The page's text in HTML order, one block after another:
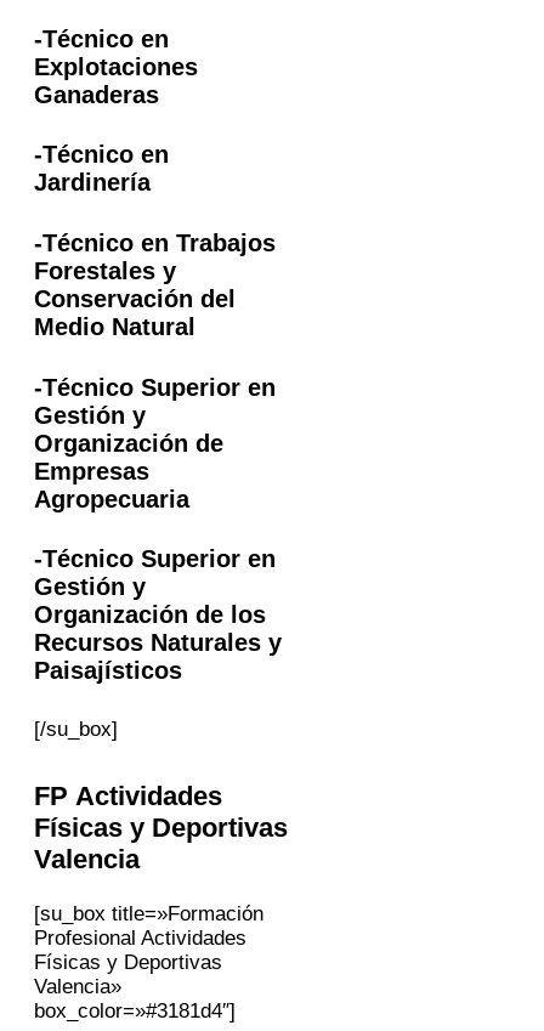
-Técnico en
Explotaciones
Ganaderas
-Técnico en
Jardinería
-Técnico en Trabajos
Forestales y
Conservación del
Medio Natural
-Técnico Superior en
Gestión y
Organización de
Empresas
Agropecuaria
-Técnico Superior en
Gestión y
Organización de los
Recursos Naturales y
Paisajísticos
[/su_box]
FP Actividades
Físicas y Deportivas
Valencia
[su_box title=»Formación
Profesional Actividades
Físicas y Deportivas
Valencia»
box_color=»#3181d4″]